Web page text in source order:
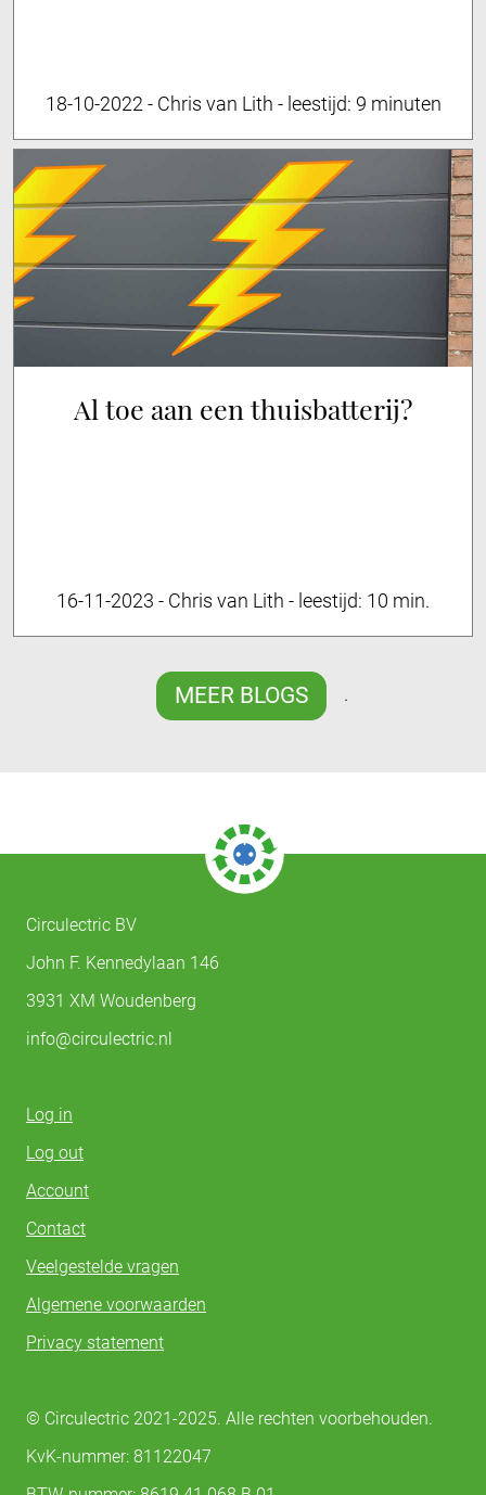
18-10-2022 - Chris van Lith - leestijd: 9 minuten
Al toe aan een thuisbatterij?
16-11-2023 - Chris van Lith - leestijd: 10 min.
MEER BLOGS .
Circulectric BV
John F. Kennedylaan 146
3931 XM Woudenberg
info@circulectric.nl
Log in
Log out
Account
Contact
Veelgestelde vragen
Algemene voorwaarden
Privacy statement
© Circulectric 2021-2025. Alle rechten voorbehouden.
KvK-nummer: 81122047